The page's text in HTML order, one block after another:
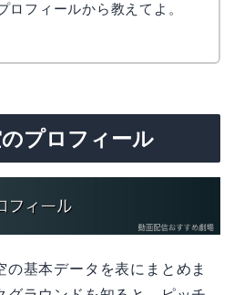
ロフィールから教えてよ。
プロフィール
の基本データを表にまとめま